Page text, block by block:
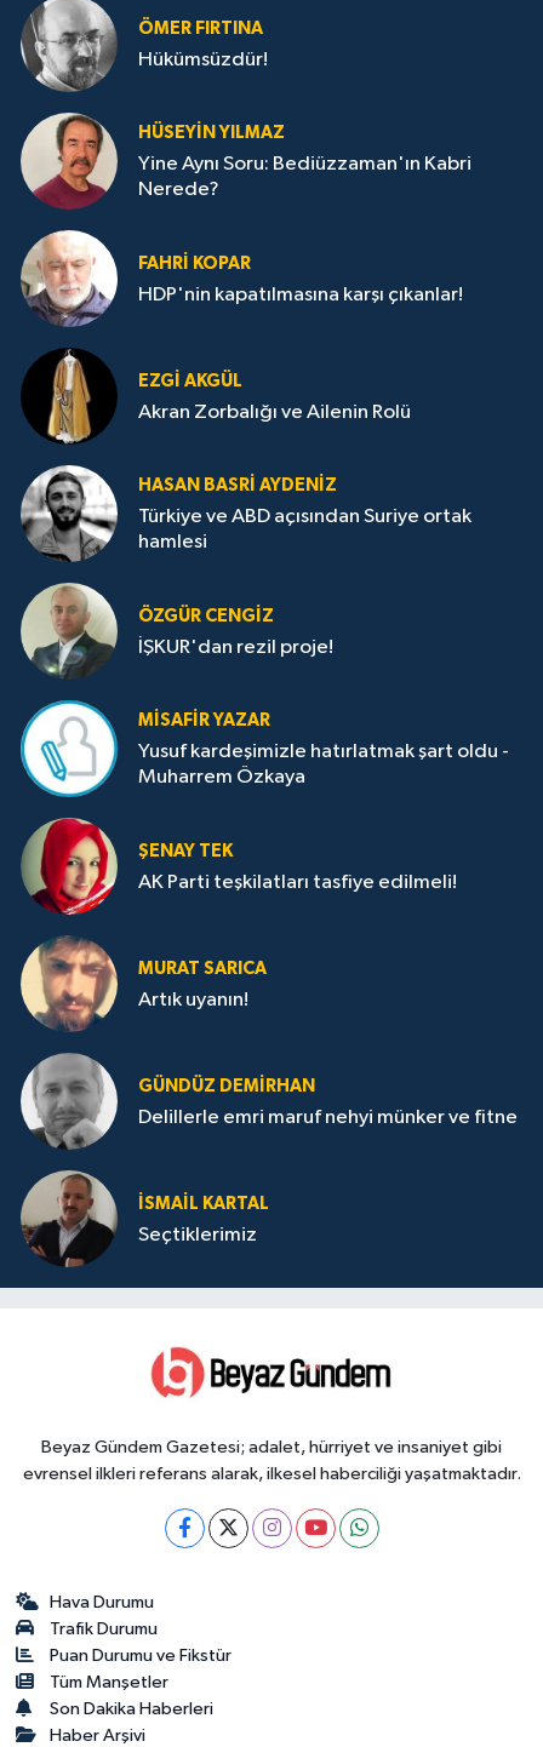
ÖMER FIRTINA
Hükümsüzdür!
HÜSEYIN YILMAZ
Yine Aynı Soru: Bediüzzaman'ın Kabri
Nerede?
FAHRI KOPAR
HDP'nin kapatılmasına karşı çıkanlar!
EZGI AKGÜL
Akran Zorbalığı ve Ailenin Rolü
HASAN BASRI AYDENIZ
Türkiye ve ABD açısından Suriye ortak
hamlesi
ÖZGÜR CENGIZ
İŞKUR'dan rezil proje!
MISAFIR YAZAR
Yusuf kardeşimizle hatırlatmak şart oldu -
Muharrem Özkaya
ŞENAY TEK
AK Parti teşkilatları tasfiye edilmeli!
MURAT SARICA
Artık uyanın!
GÜNDÜZ DEMIRHAN
Delillerle emri maruf nehyi münker ve fitne
İSMAIL KARTAL
Seçtiklerimiz
Beyaz Gündem Gazetesi; adalet, hürriyet ve insaniyet gibi
evrensel ilkleri referans alarak, ilkesel haberciliği yaşatmaktadır.
Hava Durumu
Trafik Durumu
Puan Durumu ve Fikstür
Tüm Manşetler
Son Dakika Haberleri
Haber Arşivi